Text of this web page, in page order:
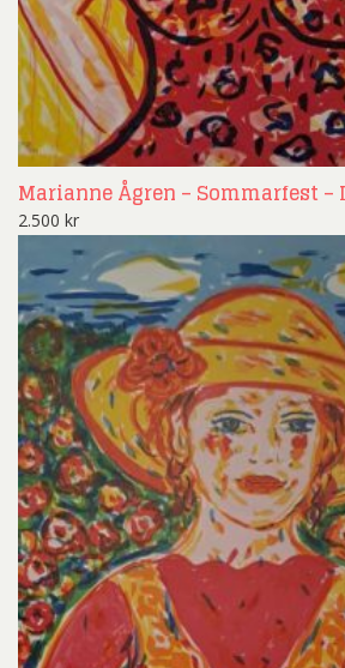
Marianne Ågren – Sommarfest
2.500 kr